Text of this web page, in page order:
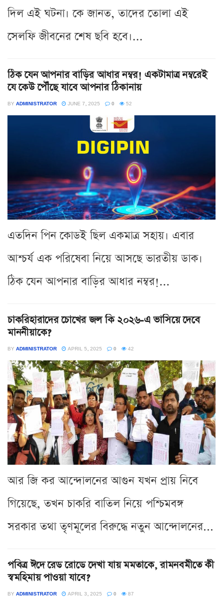
দিল এই ঘটনা। কে জানত, তাদের তোলা এই
সেলফি জীবনের শেষ ছবি হবে।...
ঠিক যেন আপনার বাড়ির আধার নম্বর! একটামাত্র নম্বরেই
যে কেউ পৌঁছে যাবে আপনার ঠিকানায়
BY ADMINISTRATOR JUNE 7, 2025 0 52
এতদিন পিন কোডই ছিল একমাত্র সহায়। এবার
আশ্চর্য এক পরিষেবা নিয়ে আসছে ভারতীয় ডাক।
ঠিক যেন আপনার বাড়ির আধার নম্বর!...
চাকরিহারাদের চোখের জল কি ২০২৬-এ ভাসিয়ে দেবে
মাননীয়াকে?
BY ADMINISTRATOR APRIL 5, 2025 0 42
আর জি কর আন্দোলনের আগুন যখন প্রায় নিবে
গিয়েছে, তখন চাকরি বাতিল নিয়ে পশ্চিমবঙ্গ
সরকার তথা তৃণমূলের বিরুদ্ধে নতুন আন্দোলনের...
পবিত্র ঈদে রেড রোডে দেখা যায় মমতাকে, রামনবমীতে কী
স্বমহিমায় পাওয়া যাবে?
BY ADMINISTRATOR APRIL 3, 2025 0 87